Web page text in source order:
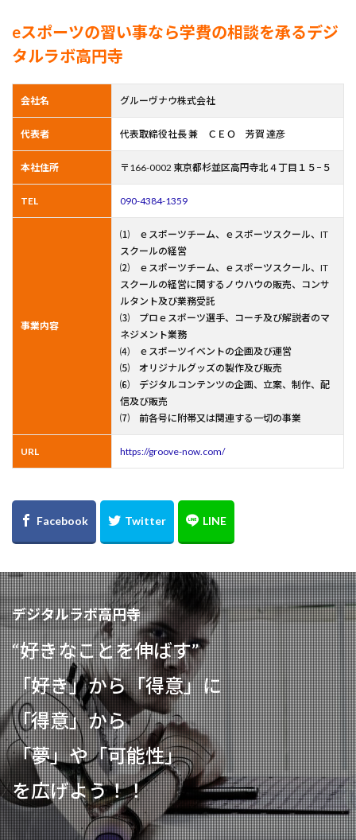
eスポーツの習い事なら学費の相談を承るデジ
タルラボ高円寺
会社名 グルーヴナウ株式会社
代表者 代表取締役社長 兼 ＣＥＯ 芳賀 達彦
本社住所 〒166-0002 東京都杉並区高円寺北４丁目１５−５
TEL 090-4384-1359
事業内容
⑴ ｅスポーツチーム、ｅスポーツスクール、IT
スクールの経営
⑵ ｅスポーツチーム、ｅスポーツスクール、IT
スクールの経営に関するノウハウの販売、コンサ
ルタント及び業務受託
⑶ プロｅスポーツ選手、コーチ及び解説者のマ
ネジメント業務
⑷ ｅスポーツイベントの企画及び運営
⑸ オリジナルグッズの製作及び販売
⑹ デジタルコンテンツの企画、立案、制作、配
信及び販売
⑺ 前各号に附帯又は関連する一切の事業
URL https://groove-now.com/
デジタルラボ高円寺
“好きなことを伸ばす”
「好き」から「得意」に
「得意」から
「夢」や「可能性」
を広げよう！！